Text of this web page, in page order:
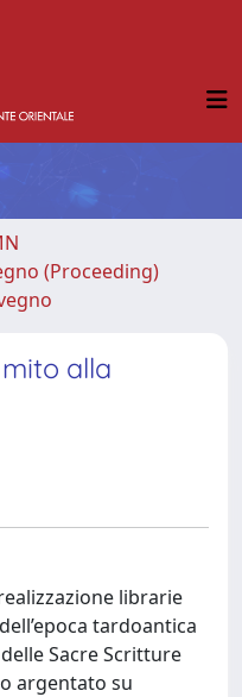
(Proceeding)
alla
librarie
tardoantica
Sacre Scritture
argentato su